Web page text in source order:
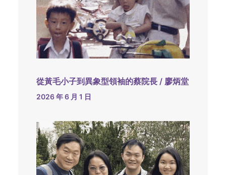
從黃毛小子到異象型領袖的蔡院長 / 廖炳堂
2026 年 6 月 1 日